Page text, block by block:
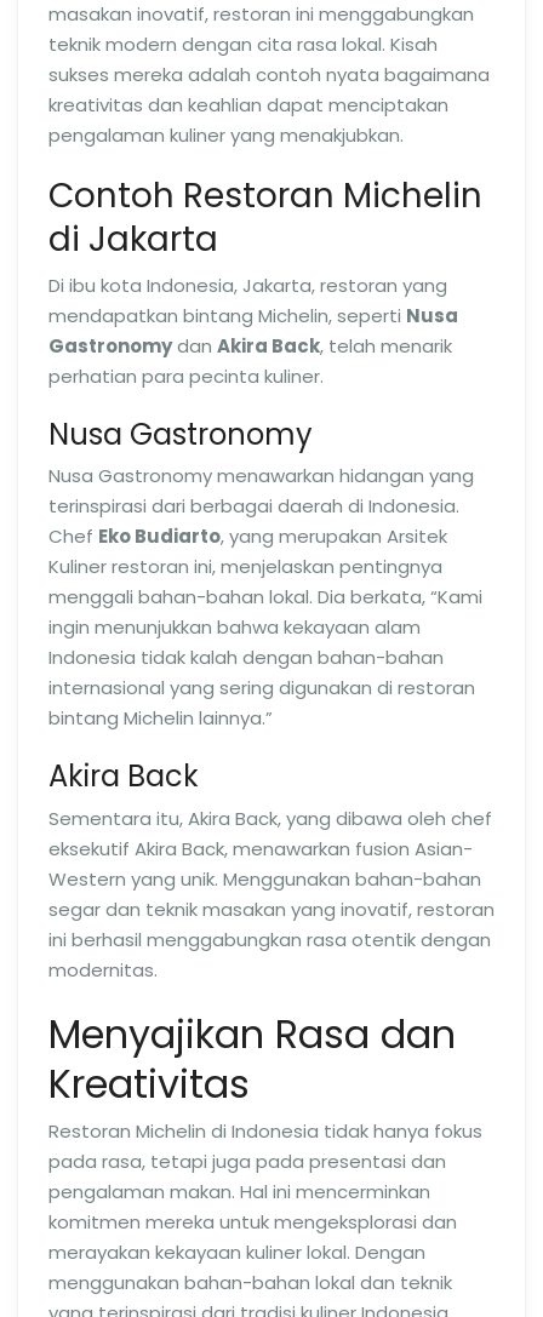
masakan inovatif, restoran ini menggabungkan
teknik modern dengan cita rasa lokal. Kisah
sukses mereka adalah contoh nyata bagaimana
kreativitas dan keahlian dapat menciptakan
pengalaman kuliner yang menakjubkan.
Contoh Restoran Michelin
di Jakarta
Di ibu kota Indonesia, Jakarta, restoran yang
mendapatkan bintang Michelin, seperti Nusa
Gastronomydan Akira Back, telah menarik
perhatian para pecinta kuliner.
Nusa Gastronomy
Nusa Gastronomy menawarkan hidangan yang
terinspirasi dari berbagai daerah di Indonesia.
Chef Eko Budiarto, yang merupakan Arsitek
Kuliner restoran ini, menjelaskan pentingnya
menggali bahan-bahan lokal. Dia berkata, “Kami
ingin menunjukkan bahwa kekayaan alam
Indonesia tidak kalah dengan bahan-bahan
internasional yang sering digunakan di restoran
bintang Michelin lainnya.”
Akira Back
Sementara itu, Akira Back, yang dibawa oleh chef
eksekutif Akira Back, menawarkan fusion Asian-
Western yang unik. Menggunakan bahan-bahan
segar dan teknik masakan yang inovatif, restoran
ini berhasil menggabungkan rasa otentik dengan
modernitas.
Menyajikan Rasa dan
Kreativitas
Restoran Michelin di Indonesia tidak hanya fokus
pada rasa, tetapi juga pada presentasi dan
pengalaman makan. Hal ini mencerminkan
komitmen mereka untuk mengeksplorasi dan
merayakan kekayaan kuliner lokal. Dengan
menggunakan bahan-bahan lokal dan teknik